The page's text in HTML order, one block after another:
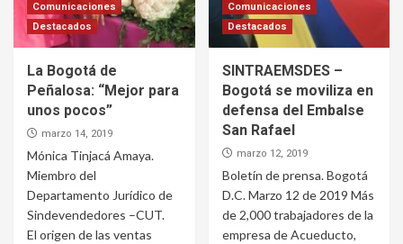
Comunicaciones
Destacados
La Bogotá de
Peñalosa: “Mejor para
unos pocos”
marzo 14, 2019
Mónica Tinjacá Amaya.
Miembro del
Departamento Jurídico de
Sindevendedores –CUT.
El origen de las ventas
Comunicaciones
Destacados
SINTRAEMSDES –
Bogotá se moviliza en
defensa del Embalse
San Rafael
marzo 12, 2019
Boletín de prensa. Bogotá
D.C. Marzo 12 de 2019 Más
de 2,000 trabajadores de la
empresa de Acueducto,